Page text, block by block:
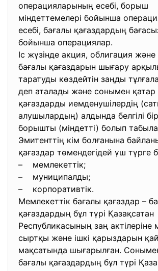
операцияларының есебі, борыш
міндеттемелері бойынша
есебі, бағалы қағаздардың
бойынша операциялар.
Іс жүзінде акция, облигация және
бағалы қағаздарын шығару
таратуды көздейтін заңды
деп аталады және сонымен қатар
қағаздарды иемденушілердің
алушылардың) алдында белгілі
борышты (міндетті) болып
Эмитенттің кім болғанына
қағаздар төмендегідей үш түрге
– мемлекеттік;
– муниципалды;
– корпоративтік.
Мемлекеттік бағалы қағаздар –
қағаздардың бұл түрі Қазақсатан
Республикасының заң актілеріне
сыртқы және ішкі қарыздарын
мақсатында шығарылған.
бағалы қағаздардың бұл түрі